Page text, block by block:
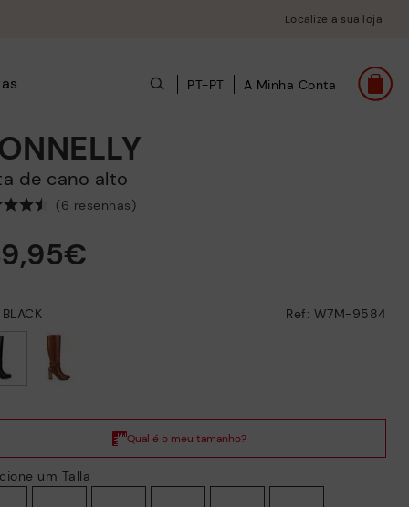
Localize a sua loja
PT-PT A Minha Conta
de cano alto
(6 resenhas)
Ref: W7M-9584
um Talla